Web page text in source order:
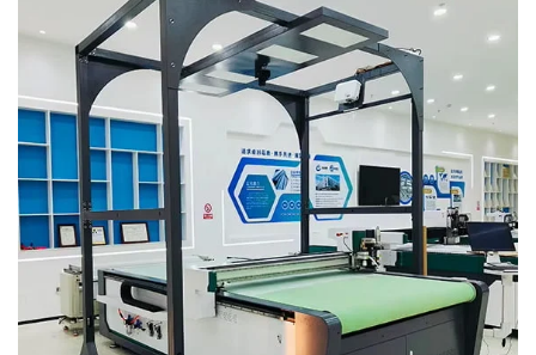
приводит к обугливанию краёв и выделению запахов, что
ухудшает качество кожи. Применение инд...